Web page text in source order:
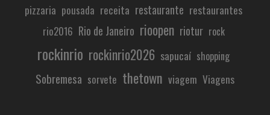
pizzaria pousada receita restaurante restaurantes
rio2016 Rio de Janeiro rioopen riotur rock
rockinrio rockinrio2026 sapucaí shopping
Sobremesa sorvete thetown viagem Viagens